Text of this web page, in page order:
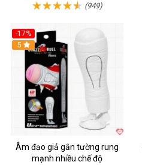
(949)
-17%
5
Âm đạo giả gắn tường rung
mạnh nhiều chế độ